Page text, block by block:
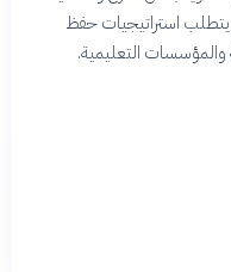
استراتيجيات حفظ
والمؤسسات التعليمية.